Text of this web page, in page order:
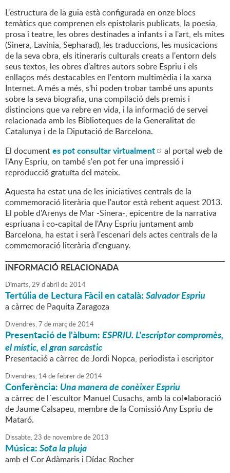
L'estructura de la guia està configurada en onze blocs
temàtics que comprenen els epistolaris publicats, la poesia,
prosa i teatre, les obres destinades a infants i a l'art, els mites
(Sinera, Lavínia, Sepharad), les traduccions, les musicacions
de la seva obra, els itineraris culturals creats a l'entorn dels
seus textos, les obres d'altres autors sobre Espriu i els
enllaços més destacables en l'entorn multimèdia i la xarxa
Internet. A més a més, s'hi poden trobar també uns apunts
sobre la seva biografia, una compilació dels premis i
distincions que va rebre en vida, i la informació de servei
relacionada amb les Biblioteques de la Generalitat de
Catalunya i de la Diputació de Barcelona.
El documentes pot consultar virtualment
al portal web de
l'Any Espriu, on també s'en pot fer una impressió i
reproducció gratuïta del mateix.
Aquesta ha estat una de les iniciatives centrals de la
commemoració literària que l'autor està rebent aquest 2013.
El poble d'Arenys de Mar -Sinera-, epicentre de la narrativa
espriuana i co-capital de l'Any Espriu juntament amb
Barcelona, ha estat i serà l'escenari dels actes centrals de la
commemoració literària d'enguany.
INFORMACIÓ RELACIONADA
Dimarts,29 d'abril de2014
Tertúlia de Lectura Fàcil en català:Salvador Espriu
a càrrec de Paquita Zaragoza
Divendres,7 de marçde2014
Presentació de l'àlbum:ESPRIU. L'escriptor compromès,
el místic, el gran sarcàstic
Presentació a càrrec de Jordi Nopca, periodista i escriptor
Divendres, 14defebrerde2014
Conferència: Una manera de conèixer Espriu
a càrrec de l´escultor Manuel Cusachs, amb la col•laboració
de Jaume Calsapeu, membre de la Comissió Any Espriu de
Mataró.
Dissabte,23 de novembrede2013
Música:Sota la pluja
amb el Cor Adàmaris i Dídac Rocher